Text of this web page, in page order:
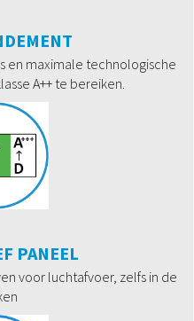
en maximale technologische
A++ te bereiken.
PANEEL
voor luchtafvoer, zelfs in de